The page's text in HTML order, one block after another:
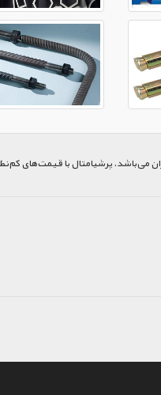
پرشیامتال با قیمت‌های